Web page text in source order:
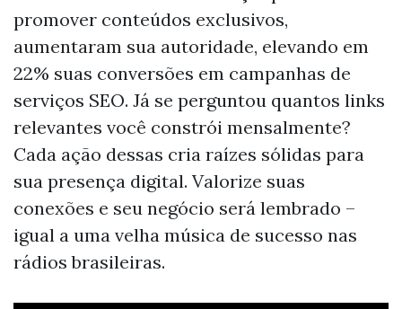
promover conteúdos exclusivos,
aumentaram sua autoridade, elevando em
22% suas conversões em campanhas de
serviços SEO. Já se perguntou quantos links
relevantes você constrói mensalmente?
Cada ação dessas cria raízes sólidas para
sua presença digital. Valorize suas
conexões e seu negócio será lembrado –
igual a uma velha música de sucesso nas
rádios brasileiras.